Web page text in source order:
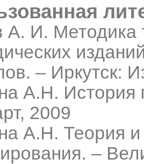
А. И. Методика
– Иркутск:
А.Н. История
2009
А.Н. Теория и
–